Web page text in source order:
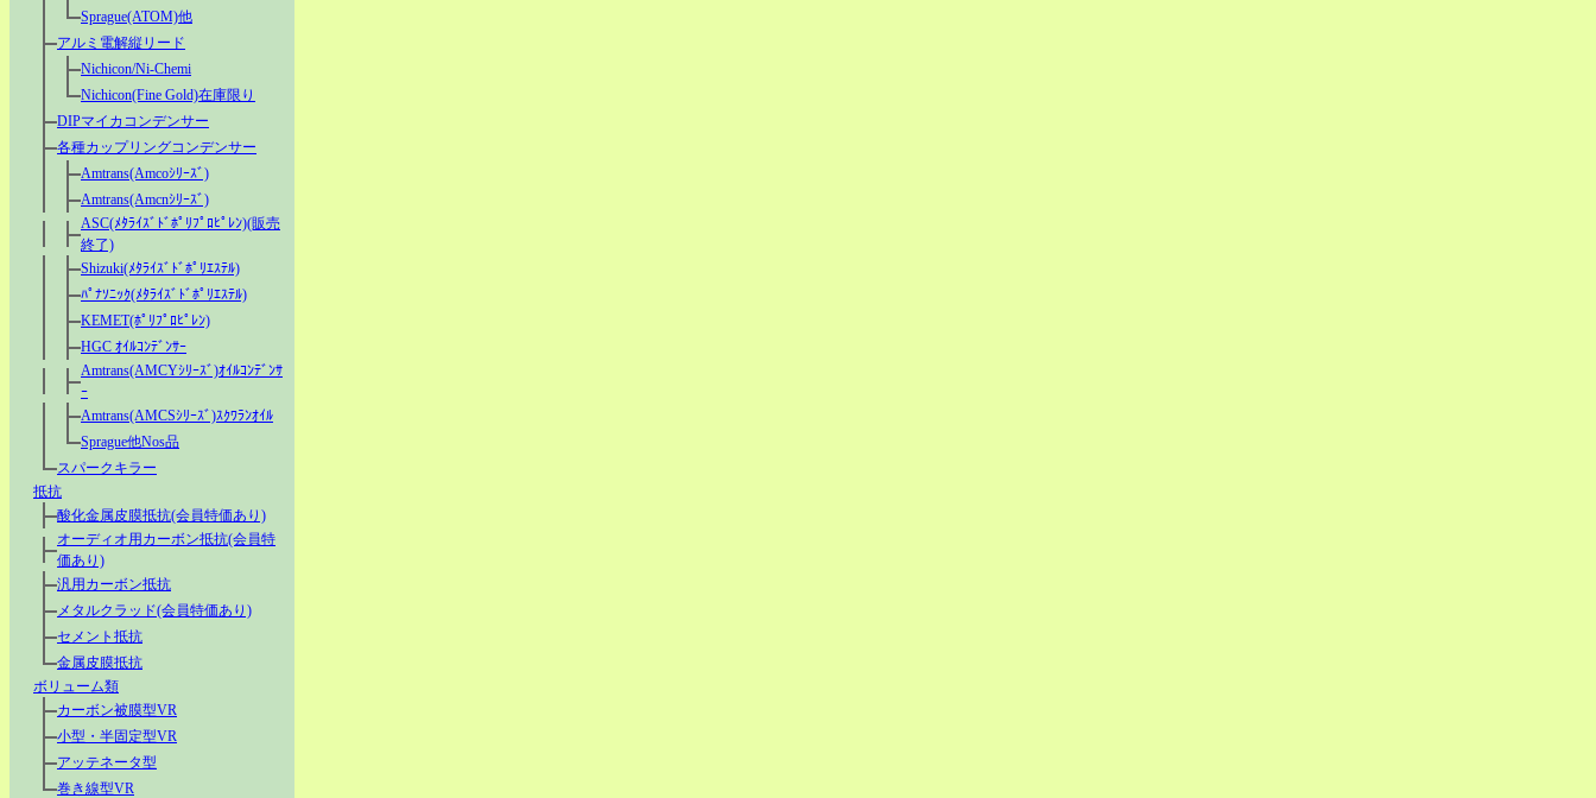
Sprague(ATOM)他
アルミ電解縦リード
Nichicon/Ni-Chemi
Nichicon(Fine Gold)在庫限り
DIPマイカコンデンサー
各種カップリングコンデンサー
Amtrans(Amcoｼﾘｰｽﾞ)
Amtrans(Amcnｼﾘｰｽﾞ)
ASC(ﾒﾀﾗｲｽﾞﾄﾞﾎﾟﾘﾌﾟﾛﾋﾟﾚﾝ)(販売
終了)
Shizuki(ﾒﾀﾗｲｽﾞﾄﾞﾎﾟﾘｴｽﾃﾙ)
ﾊﾟﾅｿﾆｯｸ(ﾒﾀﾗｲｽﾞﾄﾞﾎﾟﾘｴｽﾃﾙ)
KEMET(ﾎﾟﾘﾌﾟﾛﾋﾟﾚﾝ)
HGC ｵｲﾙｺﾝﾃﾞﾝｻｰ
Amtrans(AMCYｼﾘｰｽﾞ)ｵｲﾙｺﾝﾃﾞﾝｻ
ｰ
Amtrans(AMCSｼﾘｰｽﾞ)ｽｸﾜﾗﾝｵｲﾙ
Sprague他Nos品
スパークキラー
抵抗
酸化金属皮膜抵抗(会員特価あり)
オーディオ用カーボン抵抗(会員特
価あり)
汎用カーボン抵抗
メタルクラッド(会員特価あり)
セメント抵抗
金属皮膜抵抗
ボリューム類
カーボン被膜型VR
小型・半固定型VR
アッテネータ型
巻き線型VR